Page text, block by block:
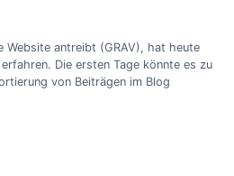
Website antreibt (GRAV), hat heute
Die ersten Tage könnte es zu
von Beiträgen im Blog